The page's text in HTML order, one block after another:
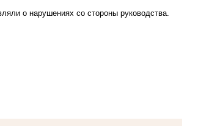
о нарушениях со стороны руководства.